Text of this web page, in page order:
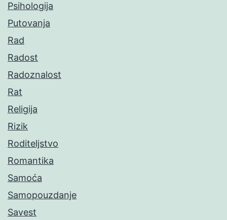
Psihologija
Putovanja
Rad
Radost
Radoznalost
Rat
Religija
Rizik
Roditeljstvo
Romantika
Samoća
Samopouzdanje
Savest